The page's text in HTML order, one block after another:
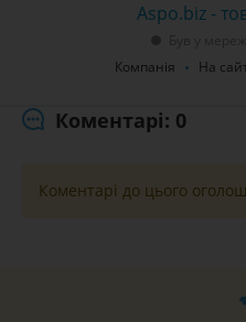
Aspo.biz -
Компанія
На
Коментарі: 0
Коментарі до цього